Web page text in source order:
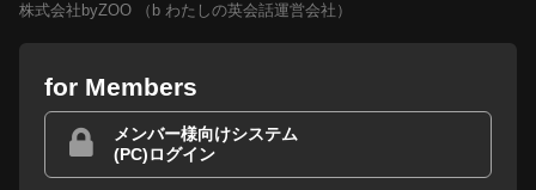
株式会社byZOO （b わたしの英会話運営会社）
for Members
メンバー様向けシステム
(PC)ログイン